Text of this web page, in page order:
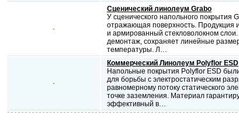
Сценический линолеум Grabo
У сценического напольного покрытия
отражающая поверхность. Продукция
и армированный стекловолокном
демонтаж, сохраняет линейные
температуры. Л…
Коммерческий Линолеум Polyflor ESD
Напольные покрытия Polyflor ESD
для борьбы с электростатическим
равномерному потоку статического
точке заземления. Материал
эффективный в…